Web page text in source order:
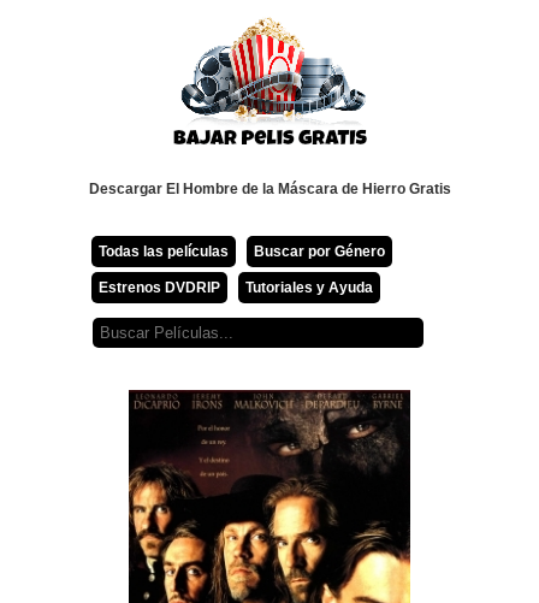
Descargar El Hombre de la Máscara de Hierro Gratis
Todas las películas Buscar por Género
Estrenos DVDRIP Tutoriales y Ayuda